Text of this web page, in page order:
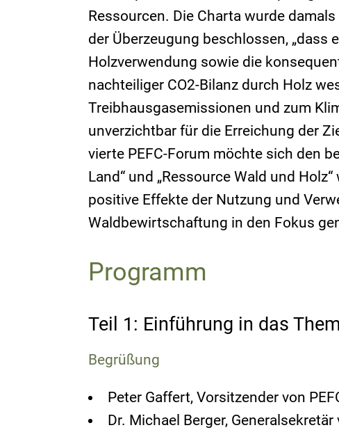
Ressourcen. Die Charta wurde
der Überzeugung beschlossen,
Holzverwendung sowie die
nachteiliger CO2-Bilanz durch Holz
Treibhausgasemissionen und zum
unverzichtbar für die Erreichung der
vierte PEFC-Forum möchte sich den
Land“ und „Ressource Wald und
positive Effekte der Nutzung und
Waldbewirtschaftung in den Fokus
Programm
Teil 1: Einführung in das
Begrüßung
Peter Gaffert, Vorsitzender von
Dr. Michael Berger,